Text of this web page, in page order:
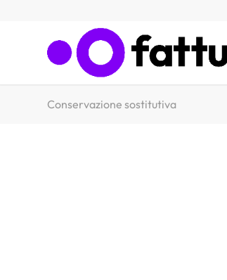
Conservazione sostitutiva